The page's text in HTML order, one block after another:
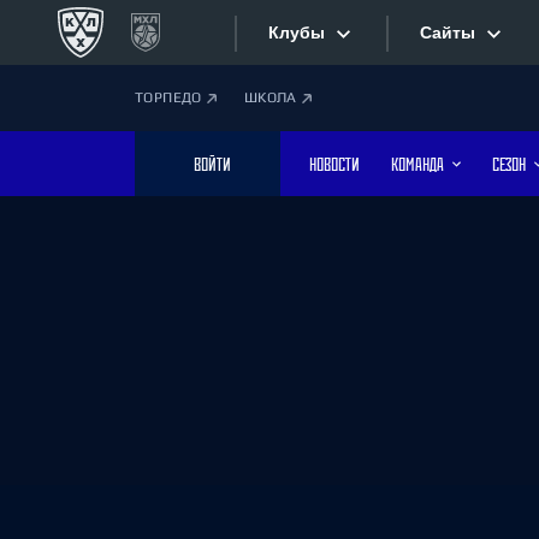
Клубы
Дивизион Боброва
Лада
Сайты
ТОРПЕДО ШКОЛА
ВОЙТИ НОВОСТИ КОМАНДА СЕЗОН